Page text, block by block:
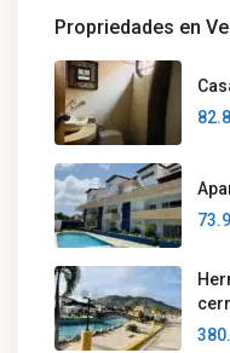
Propriedades en